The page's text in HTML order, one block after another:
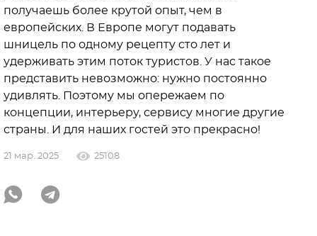
получаешь более крутой опыт, чем в
европейских. В Европе могут подавать
шницель по одному рецепту сто лет и
удерживать этим поток туристов. У нас такое
представить невозможно: нужно постоянно
удивлять. Поэтому мы опережаем по
концепции, интерьеру, сервису многие другие
страны. И для наших гостей это прекрасно!
21 мар. 2025 25108